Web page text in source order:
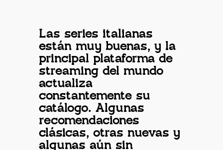
Las series italianas
están muy buenas, y la
principal plataforma de
streaming del mundo
actualiza
constantemente su
catálogo. Algunas
recomendaciones
clásicas, otras nuevas y
algunas aún sin